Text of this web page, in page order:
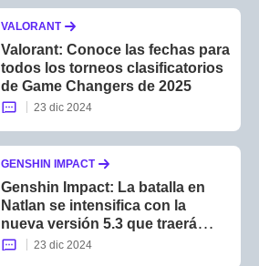
VALORANT
Valorant: Conoce las fechas para
todos los torneos clasificatorios
de Game Changers de 2025
23 dic 2024
GENSHIN IMPACT
Genshin Impact: La batalla en
Natlan se intensifica con la
nueva versión 5.3 que traerá
nuevas aventuras en este
23 dic 2024